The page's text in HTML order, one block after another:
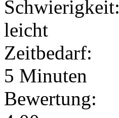
Schwierigkeit:
leicht
Zeitbedarf:
5 Minuten
Bewertung: